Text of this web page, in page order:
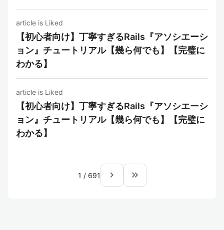
article is Liked
【初心者向け】丁寧すぎるRails『アソシエーシ
ョン』チュートリアル【幾ら何でも】【完璧に
わかる】
article is Liked
【初心者向け】丁寧すぎるRails『アソシエーシ
ョン』チュートリアル【幾ら何でも】【完璧に
わかる】
1 / 691 navigate_next keyboard_double_arrow_right